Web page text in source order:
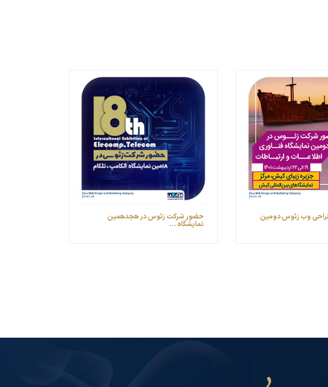
حضور شرکت زئوس در هجدهمین
نمایشگاه ...
حضور شرکت طراحی وب زئوس ‎دومین